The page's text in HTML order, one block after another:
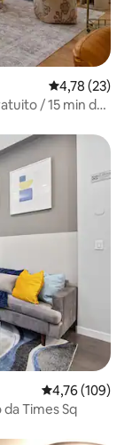
4,78 de uma
4,78 (23)
/ 15 min de
4,76 de uma
4,76 (109)
Times Sq